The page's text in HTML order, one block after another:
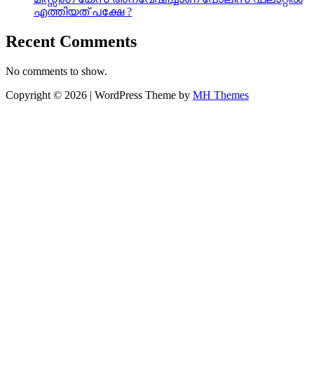
എത്തിയത് പക്ഷേ ?
Recent Comments
No comments to show.
Copyright © 2026 | WordPress Theme by MH Themes